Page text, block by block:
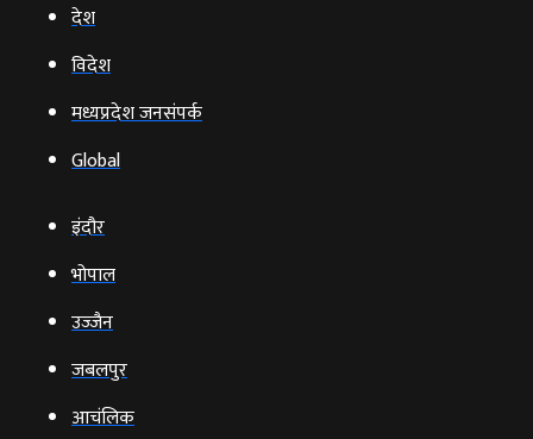
देश
विदेश
मध्यप्रदेश जनसंपर्क
Global
इंदौर
भोपाल
उज्‍जैन
जबलपुर
आचंलिक